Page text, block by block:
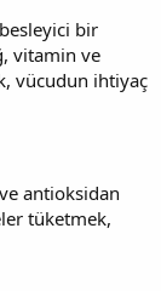
bir
vitamin ve
vücudun ihtiyaç
antioksidan
tüketmek,